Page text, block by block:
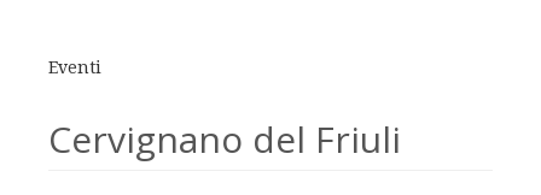
Eventi
Cervignano del Friuli